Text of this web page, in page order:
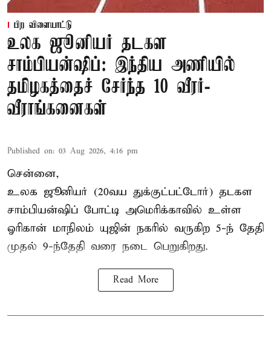
பிற விளையாட்டு
உலக ஜூனியர் தடகள
சாம்பியன்ஷிப்: இந்திய அணியில்
தமிழகத்தைச் சேர்ந்த 10 வீரர்-
வீராங்கனைகள்
Published on: 03 Aug 2026, 4:16 pm
சென்னை,
உலக ஜூனியர் (20வய துக்குட்பட்டோர்) தடகள
சாம்பியன்ஷிப் போட்டி அமெரிக்காவில் உள்ள
ஓரிகான் மாநிலம் யுஜின் நகரில் வருகிற 5-ந் தேதி
முதல் 9-ந்தேதி வரை நடை பெறுகிறது.
Read More